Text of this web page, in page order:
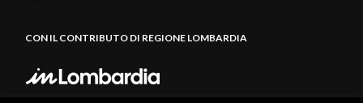
CON IL CONTRIBUTO DI REGIONE LOMBARDIA